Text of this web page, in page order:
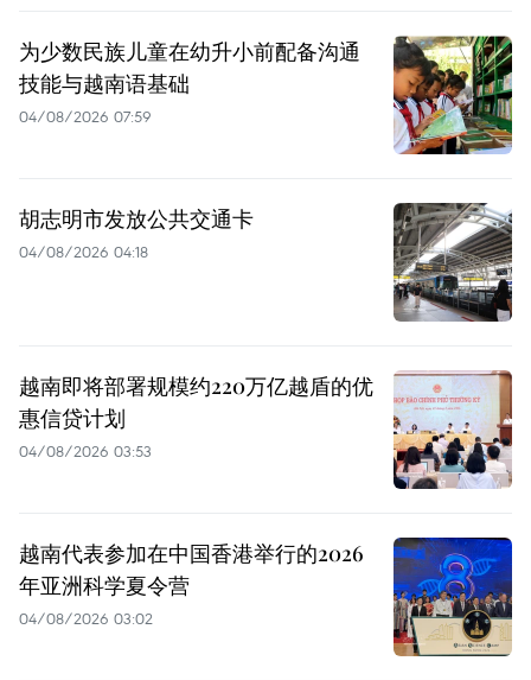
为少数民族儿童在幼升小前配备沟通
技能与越南语基础
04/08/2026 07:59
胡志明市发放公共交通卡
04/08/2026 04:18
越南即将部署规模约220万亿越盾的优
惠信贷计划
04/08/2026 03:53
越南代表参加在中国香港举行的2026
年亚洲科学夏令营
04/08/2026 03:02